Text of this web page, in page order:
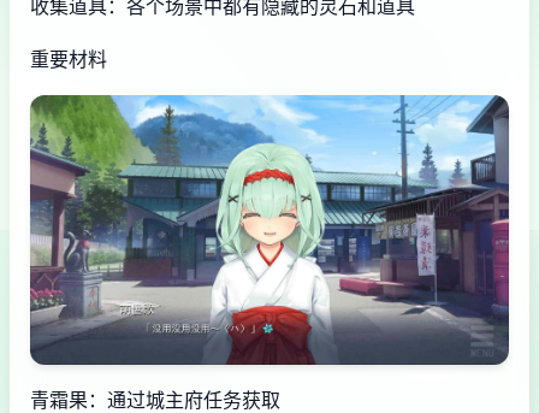
收集道具：各个场景中都有隐藏的灵石和道具
重要材料
青霜果：通过城主府任务获取